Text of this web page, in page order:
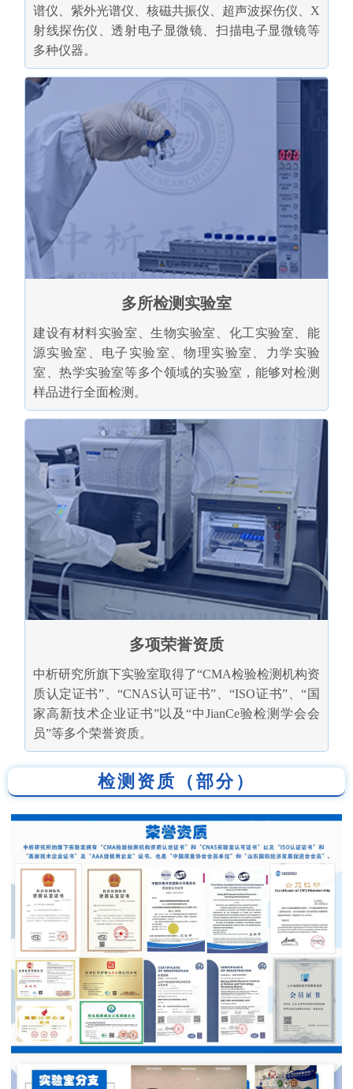
谱仪、紫外光谱仪、核磁共振仪、超声波探伤仪、X
射线探伤仪、透射电子显微镜、扫描电子显微镜等
多种仪器。
多所检测实验室
建设有材料实验室、生物实验室、化工实验室、能
源实验室、电子实验室、物理实验室、力学实验
室、热学实验室等多个领域的实验室，能够对检测
样品进行全面检测。
多项荣誉资质
中析研究所旗下实验室取得了“CMA检验检测机构资
质认定证书”、“CNAS认可证书”、“ISO证书”、“国
家高新技术企业证书”以及“中JianCe验检测学会会
员”等多个荣誉资质。
检测资质（部分）